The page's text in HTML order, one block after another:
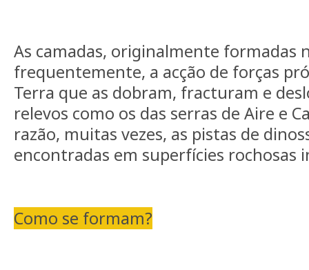
As camadas, originalmente formadas
frequentemente, a acção de forças
Terra que as dobram, fracturam e
relevos como os das serras de Aire e
razão, muitas vezes, as pistas de
encontradas em superfícies rochosas
Como se formam?